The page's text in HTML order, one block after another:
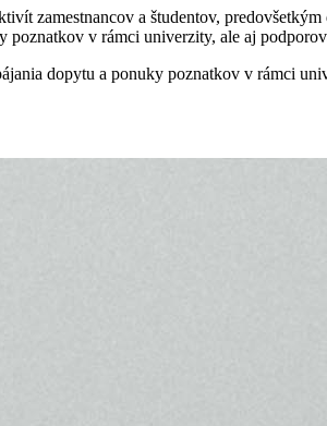
zamestnancov a študentov,
v rámci univerzity, ale aj
dopytu a ponuky poznatkov v rámci